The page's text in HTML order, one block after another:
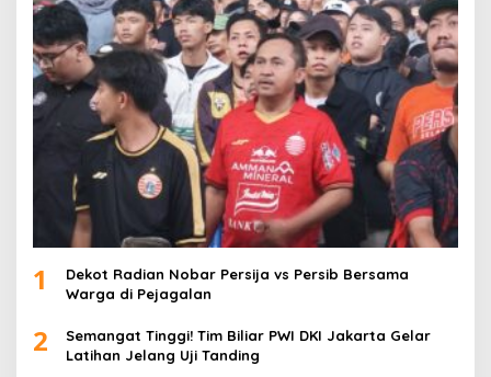
1
Dekot Radian Nobar Persija vs Persib Bersama
Warga di Pejagalan
2
Semangat Tinggi! Tim Biliar PWI DKI Jakarta Gelar
Latihan Jelang Uji Tanding